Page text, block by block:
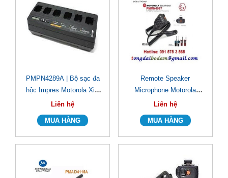
PMPN4289A | Bộ sạc đa
hộc Impres Motorola XiR
P6600i/ P6620ii
Liên hệ
Remote Speaker
Microphone Motorola
PMMN4067 Atex
Liên hệ